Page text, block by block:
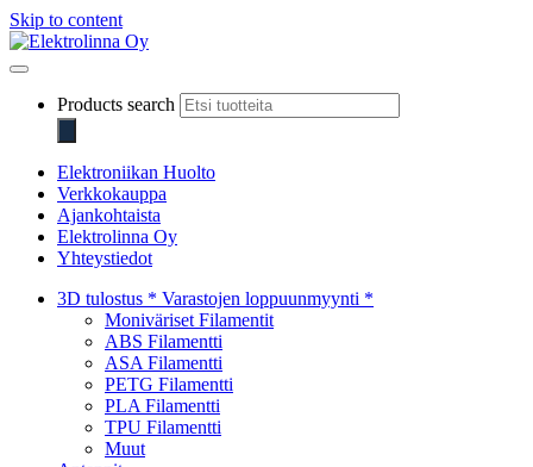
Skip to content
Products search
Elektroniikan Huolto
Verkkokauppa
Ajankohtaista
Elektrolinna Oy
Yhteystiedot
3D tulostus * Varastojen loppuunmyynti *
Moniväriset Filamentit
ABS Filamentti
ASA Filamentti
PETG Filamentti
PLA Filamentti
TPU Filamentti
Muut